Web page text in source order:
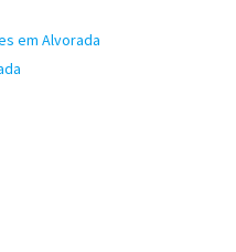
em Alvorada